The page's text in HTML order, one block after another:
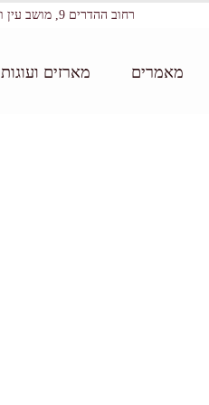
רחוב ההדרים 9, מושב עין ורד
מאמרים מארזים ועוגות